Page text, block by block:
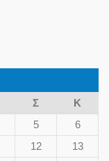
Σ
Κ
5
6
12
13